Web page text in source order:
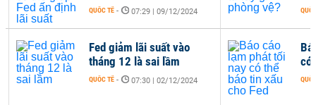
QUỐC TẾ - 07:29 | 09/12/2024
Fed giảm lãi suất vào
tháng 12 là sai lầm
QUỐC TẾ - 07:30 | 02/12/2024
QUỐC
có
QUỐC